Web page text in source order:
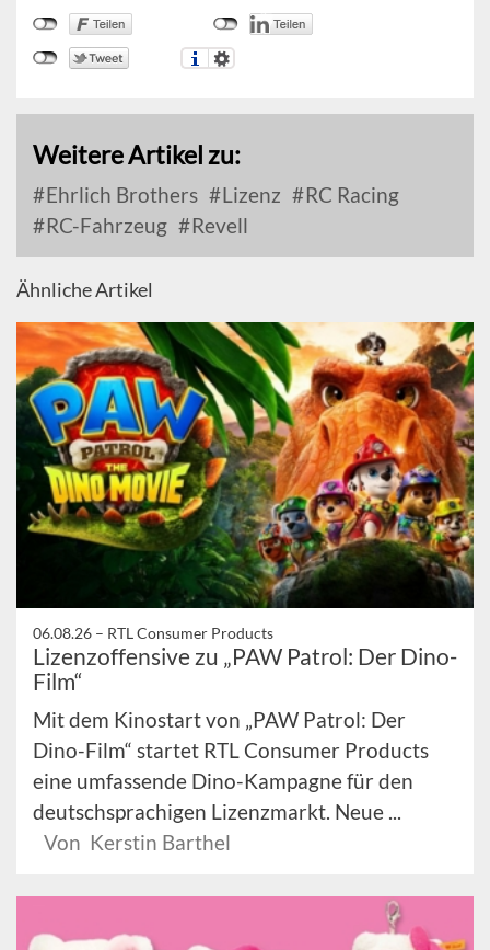
Weitere Artikel zu:
Ehrlich Brothers Lizenz
RC Racing
RC-Fahrzeug
Revell
Ähnliche Artikel
06.08.26 – RTL Consumer Products
Lizenzoffensive zu „PAW Patrol: Der Dino-
Film“
Mit dem Kinostart von „PAW Patrol: Der
Dino-Film“ startet RTL Consumer Products
eine umfassende Dino-Kampagne für den
deutschsprachigen Lizenzmarkt. Neue ...
Von Kerstin Barthel